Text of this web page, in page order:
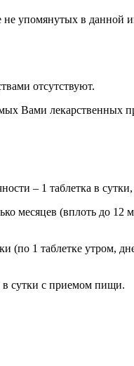
упомянутых в данной
отсутствуют.
Вами лекарственных
– 1 таблетка в
месяцев (вплоть до
(по 1 таблетке утром,
в сутки с приемом пищи.